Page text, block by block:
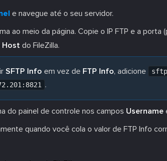
e navegue até o seu servidor.
ao meio da página. Copie o IP FTP e a porta
Host do FileZilla.
SFTP Info em vez de FTP Info, adicione
.
do painel de controle nos campos Username
quando você cola o valor de FTP Info